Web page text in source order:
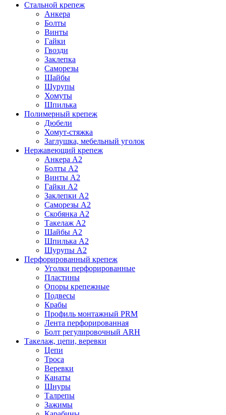
Стальной крепеж
Анкера
Болты
Винты
Гайки
Гвозди
Заклепка
Саморезы
Шайбы
Шурупы
Хомуты
Шпилька
Полимерный крепеж
Дюбели
Хомут-стяжка
Заглушка, мебельный уголок
Нержавеющий крепеж
Анкера А2
Болты А2
Винты А2
Гайки А2
Заклепки А2
Саморезы А2
Скобянка А2
Такелаж А2
Шайбы А2
Шпилька А2
Шурупы А2
Перфорированный крепеж
Уголки перфорированные
Пластины
Опоры крепежные
Подвесы
Крабы
Профиль монтажный PRM
Лента перфорированная
Болт регулировочный ARH
Такелаж, цепи, веревки
Цепи
Троса
Веревки
Канаты
Шнуры
Талрепы
Зажимы